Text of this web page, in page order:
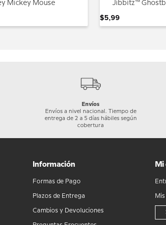
Mickey Mouse Jibbitz™
$5,99
Envíos
Envíos a nivel nacional. Tiempo de
entrega de 2 a 5 días hábiles según
cobertura
Información
Formas de Pago
Plazos de Entrega
Cambios y Devoluciones
Mi